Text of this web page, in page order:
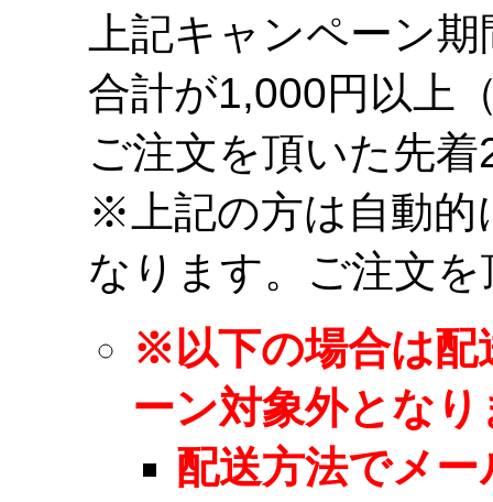
上記キャンペーン
合計が1,000円以上
ご注文を頂いた先
※上記の方は自動的
なります。ご注文
※以下の場合は配
ーン対象外となり
配送方法でメ